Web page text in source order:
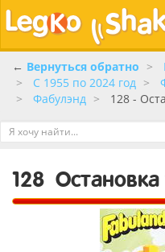
← Вернуться обратно
C 1955 по 2024 год
Фабулэнд
128 -
128 Остановка